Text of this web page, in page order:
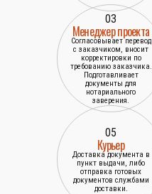
03
Менеджер проекта
Согласовывает перевод
с заказчиком, вносит
корректировки по
требованию заказчика.
Подготавливает
документы для
нотариального
заверения.
05
Курьер
Доставка документа в
пункт выдачи, либо
отправка готовых
документов службами
доставки.